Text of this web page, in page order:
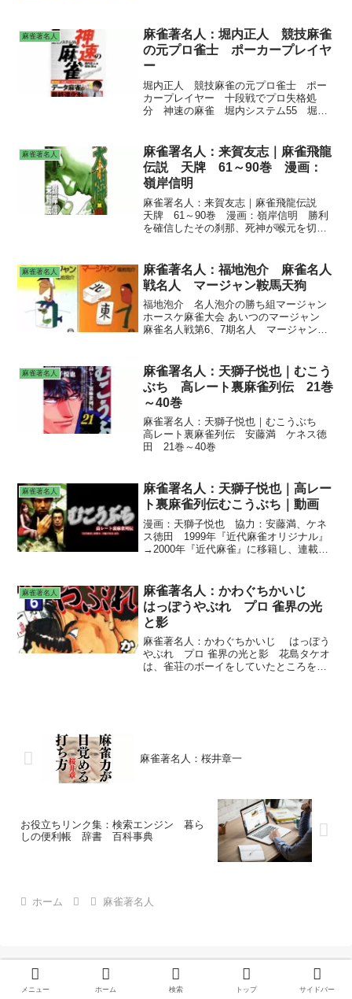
か4分の4になれる。」
麻雀著名人
麻雀著名人：堀内正人 競技麻雀
の元プロ雀士 ポーカープレイヤ
ー
堀内正人 競技麻雀の元プロ雀士 ポー
カープレイヤー 十段戦でプロ失格処
分 神速の麻雀 堀内システム55 堀内
「韓麻（ハンマ） 麻雀 鉄壁の守備
麻雀著名人
麻雀署名人：来賀友志｜麻雀飛龍
伝説 天牌 61～90巻 漫画：
嶺岸信明
麻雀署名人：来賀友志｜麻雀飛龍伝説
天牌 61～90巻 漫画：嶺岸信明 勝利
を確信したその刹那、死神が喉元を切り
れ落ちる。第二次赤坂「天狗」決戦、苛
烈なる決着ーー!!
麻雀著名人
麻雀著名人：福地泡介 麻雀名人
戦名人 マージャン鞍馬天狗
福地泡介 名人泡介の勝ち組マージャン
ホースケ麻雀大会 あいつのマージャン
麻雀名人戦第6、7期名人 マージャン鞍
マ漫画で読む平成の動き 現代漫画〈第2
期 9〉福地泡介集 (1970年)
麻雀著名人
麻雀署名人：天獅子悦也｜むこう
ぶち 高レート裏麻雀列伝 21巻
～40巻
麻雀署名人：天獅子悦也｜むこうぶち
高レート裏麻雀列伝 安藤満 ケネス徳
田 21巻～40巻
麻雀著名人
麻雀署名人：天獅子悦也｜高レー
ト裏麻雀列伝むこうぶち｜動画
漫画：天獅子悦也 協力：安藤満、ケネ
ス徳田 1999年『近代麻雀オリジナル』
→2000年『近代麻雀』に移籍し、連載
出演者：袴田吉彦、高田延彦、及川奈
央、金子昇、ガダルカナル・タカ、宮内
こずえ。
麻雀著名人
麻雀著名人：かわぐちかいじ
はっぽうやぶれ プロ 雀界の光
と影
麻雀著名人：かわぐちかいじ はっぽう
やぶれ プロ 雀界の光と影 花島タケオ
は、雀荘のボーイをしていたところを博
麻雀著名人：桜井章一
お役立ちリンク集：検索エンジン 暮ら
しの便利帳 辞書 百科事典
ホーム 麻雀著名人
メニュー ホーム 検索 トップ サイドバー